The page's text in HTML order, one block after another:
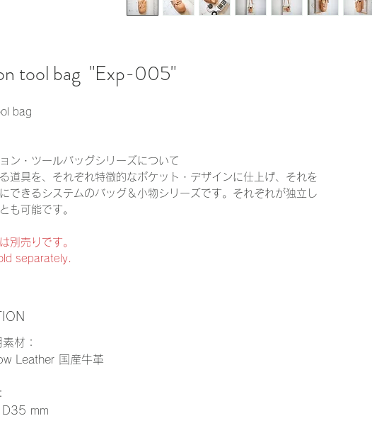
tool bag "Exp-005"
bag
ン・ツールバッグシリーズについて
道具を、それぞれ特徴的なポケット・デザインに仕上げ、それを
できるシステムのバッグ＆小物シリーズです。それぞれが独立し
も可能です。
別売りです。
separately.
材：
Leather 国産牛革
mm